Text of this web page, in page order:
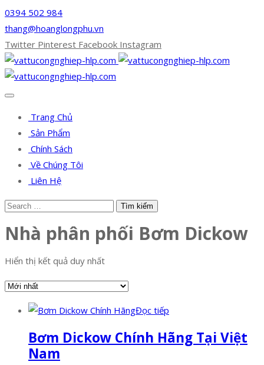
0394 502 984
thang@hoanglongphu.vn
Twitter Pinterest Facebook Instagram
Trang Chủ
Sản Phẩm
Chính Sách
Về Chúng Tôi
Liên Hệ
Nhà phân phối Bơm Dickow
Hiển thị kết quả duy nhất
Đọc tiếp
Bơm Dickow Chính Hãng Tại Việt
Nam